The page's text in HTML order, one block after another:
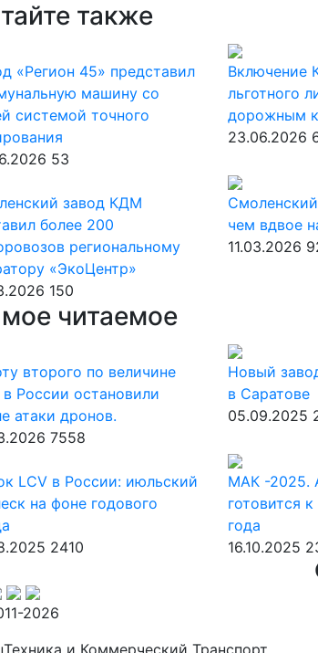
также
«Регион 45» представил
машину со
системой точного
53
Включение
льготного
дорожным
23.06.2026
завод КДМ
более 200
региональному
«ЭкоЦентр»
150
чем вдвое
11.03.2026
читаемое
второго по величине
России остановили
атаки дронов.
7558
Новый
в Саратове
05.09.2025
LCV в России: июльский
на фоне годового
2410
МАК -2025.
готовится
года
16.10.2025
2026
и Коммерческий Транспорт